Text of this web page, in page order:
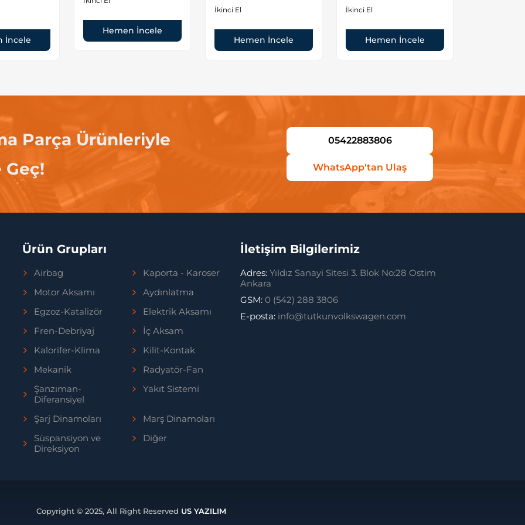
İncele
Hemen İncele
İkinci El
Hemen İncele
İkinci El
Hemen İncele
Parça Ürünleriyle
05422883806
WhatsApp'tan Ulaş
Ürün Grupları
Airbag
Kaporta - Karoser
Motor Aksamı
Aydınlatma
Egzoz-Katalizör
Elektrik Aksamı
Fren-Debriyaj
İç Aksam
Kalorifer-Klima
Kilit-Kontak
Mekanik
Radyatör-Fan
Şanzıman-
Diferansiyel
Yakıt Sistemi
Şarj Dinamoları
Marş Dinamoları
Süspansiyon ve
Direksiyon
Diğer
İletişim Bilgilerimiz
Adres: Yıldız Sanayi Sitesi 3. Blok No:28 Ostim
Ankara
GSM: 0 (542) 288 3806
E-posta: info@tutkunvolkswagen.com
Copyright © 2025, All Right Reserved US YAZILIM